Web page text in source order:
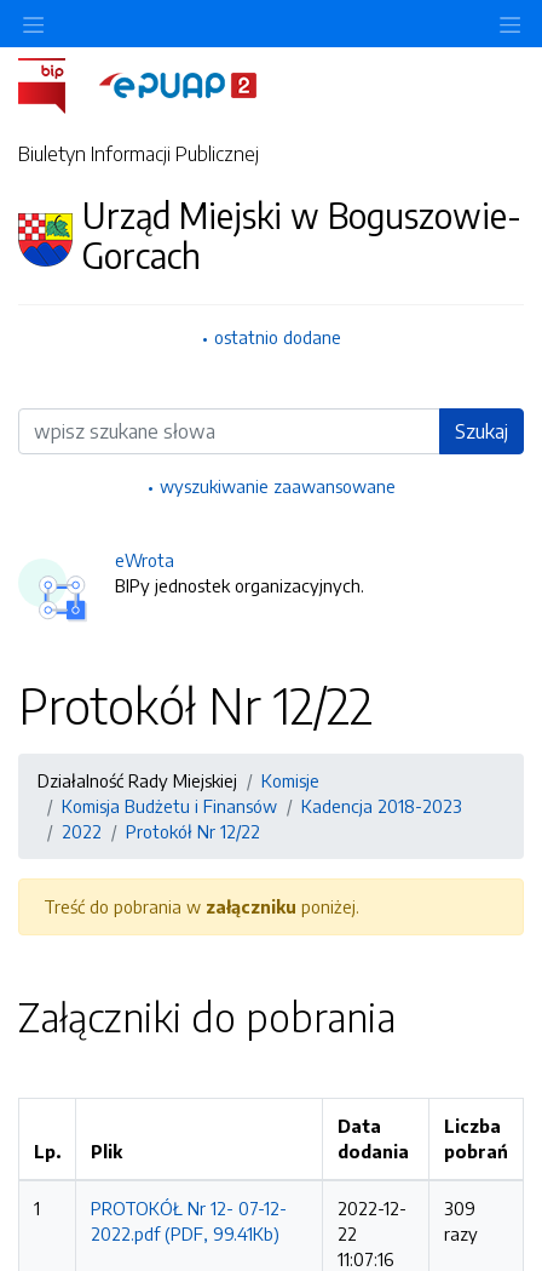
Biuletyn Informacji Publicznej
Urząd Miejski w Boguszowie-
Gorcach
ostatnio dodane
Wyszukiwarka Szukaj
wyszukiwanie zaawansowane
eWrota
BIPy jednostek organizacyjnych.
Protokół Nr 12/22
Działalność Rady Miejskiej
Komisje
Komisja Budżetu i Finansów
Kadencja 2018-2023
2022
Protokół Nr 12/22
Treść do pobrania w załączniku poniżej.
Załączniki do pobrania
Lp. Plik
Data
dodania
Liczba
pobrań
1
PROTOKÓŁ Nr 12- 07-12-
2022.pdf (PDF, 99.41Kb)
2022-12-
22
11:07:16
309
razy